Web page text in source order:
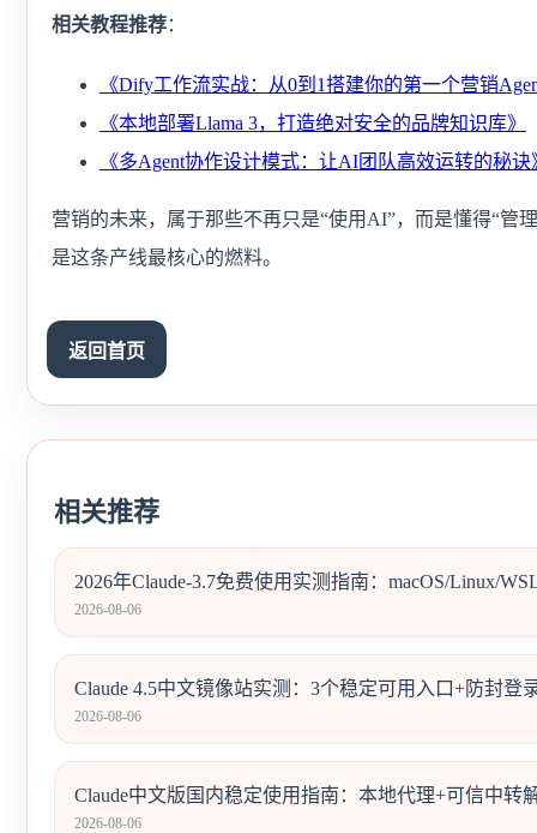
相关教程推荐：
《Dify工作流实战：从0到1搭建你的第一个营销
《本地部署Llama 3，打造绝对安全的品牌知识库》
《多Agent协作设计模式：让AI团队高效运转的秘诀
营销的未来，属于那些不再只是“使用AI”，而是懂得“管
是这条产线最核心的燃料。
返回首页
相关推荐
2026年Claude-3.7免费使用实测指南：macOS/Linux/
2026-08-06
Claude 4.5中文镜像站实测：3个稳定可用入口+防封登
2026-08-06
Claude中文版国内稳定使用指南：本地代理+可信中转
2026-08-06